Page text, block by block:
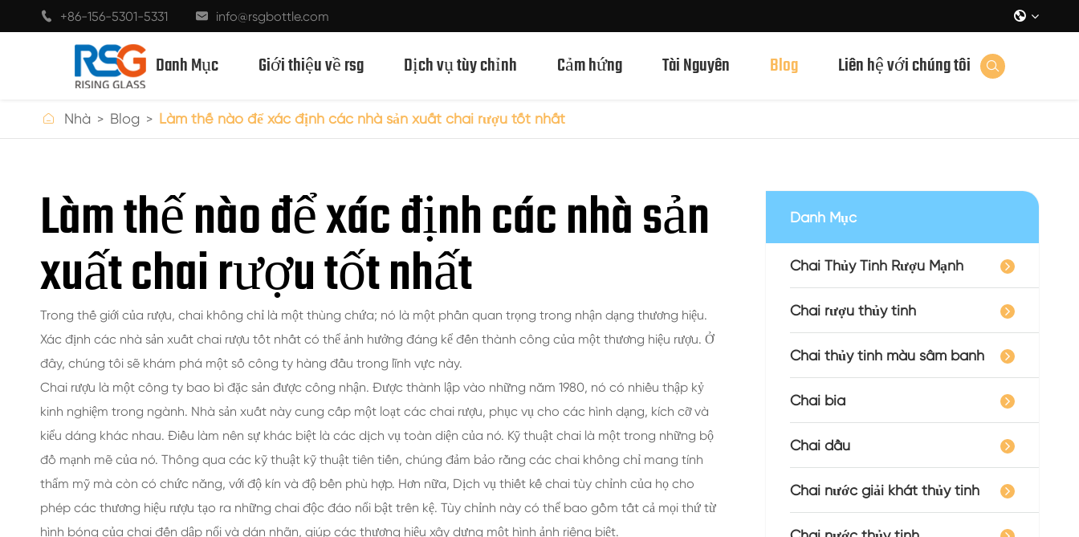
 +86-156-5301-5331  info@rsgbottle.com 
Danh Mục
CHAI RƯỢU THỦY TINH
CHAI THỦY TINH MÀU SÂM BANH
CHAI BIA
CHAI DẦU
CHAI NƯỚC GIẢI KHÁT THỦY TINH
CHAI NƯỚC THỦY TINH
LỌ THỦY TINH
NẮP/NẮP/NHÃN CHO THỦY TINH
Chai Thủy Tinh Rượu Mạnh 700ml
Chai Thủy Tinh Rượu Mạnh 500ml
Chai thủy tinh 1L Spirits
Chai Thủy Tinh Rượu Mạnh 50ml
Chai Thủy Tinh Rượu Mạnh 100ml
Chai Thủy Tinh Rượu Mạnh 200ml
Chai Thủy Tinh Rượu Mạnh 250ml
Chai Thủy Tinh Rượu Mạnh 375ml
Chai Thủy Tinh Rượu Mạnh 150ml
Giới thiệu về rsg Dịch vụ tùy chỉnh Cảm hứng Tài Nguyên Blog Liên hệ với chúng tôi 
 Nhà Blog Làm thế nào để xác định các nhà sản xuất chai rượu tốt nhất
Làm thế nào để xác định các nhà sản
xuất chai rượu tốt nhất
Trong thế giới của rượu, chai không chỉ là một thùng chứa; nó là một phần quan trọng trong nhận dạng thương hiệu.
Xác định các nhà sản xuất chai rượu tốt nhất có thể ảnh hưởng đáng kể đến thành công của một thương hiệu rượu. Ở
đây, chúng tôi sẽ khám phá một số công ty hàng đầu trong lĩnh vực này.
Chai rượu là một công ty bao bì đặc sản được công nhận. Được thành lập vào những năm 1980, nó có nhiều thập kỷ
kinh nghiệm trong ngành. Nhà sản xuất này cung cấp một loạt các chai rượu, phục vụ cho các hình dạng, kích cỡ và
kiểu dáng khác nhau. Điều làm nên sự khác biệt là các dịch vụ toàn diện của nó. Kỹ thuật chai là một trong những bộ
đồ mạnh mẽ của nó. Thông qua các kỹ thuật kỹ thuật tiên tiến, chúng đảm bảo rằng các chai không chỉ mang tính
thẩm mỹ mà còn có chức năng, với độ kín và độ bền phù hợp. Hơn nữa, Dịch vụ thiết kế chai tùy chỉnh của họ cho
phép các thương hiệu rượu tạo ra những chai độc đáo nổi bật trên kệ. Tùy chỉnh này có thể bao gồm tất cả mọi thứ từ
hình bóng của chai đến dập nổi và dán nhãn, giúp các thương hiệu xây dựng một hình ảnh riêng biệt.
Danh Mục
Chai Thủy Tinh Rượu Mạnh
Chai rượu thủy tinh
Chai thủy tinh màu sâm banh
Chai bia
Chai dầu
Chai nước giải khát thủy tinh